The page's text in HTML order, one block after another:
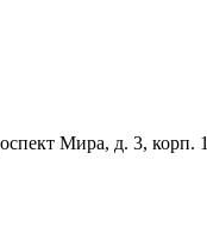
Мира, д. 3, корп. 1